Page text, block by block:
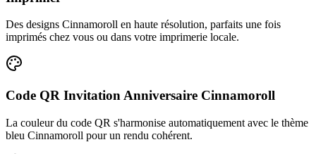
Des designs Cinnamoroll en haute résolution, parfaits une fois
imprimés chez vous ou dans votre imprimerie locale.
Code QR Invitation Anniversaire Cinnamoroll
La couleur du code QR s'harmonise automatiquement avec le thème
bleu Cinnamoroll pour un rendu cohérent.